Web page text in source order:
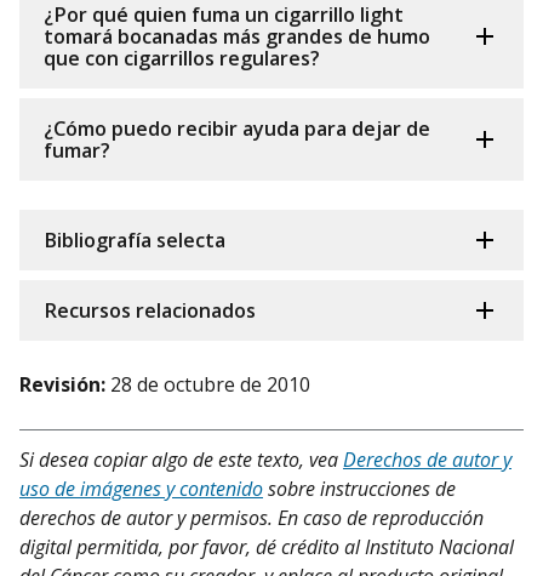
¿Por qué quien fuma un cigarrillo light
tomará bocanadas más grandes de humo
que con cigarrillos regulares?
¿Cómo puedo recibir ayuda para dejar de
fumar?
Bibliografía selecta
Recursos relacionados
Revisión: 28 de octubre de 2010
Si desea copiar algo de este texto, veaDerechos de autor y
uso de imágenes y contenidosobre instrucciones de
derechos de autor y permisos. En caso de reproducción
digital permitida, por favor, dé crédito al Instituto Nacional